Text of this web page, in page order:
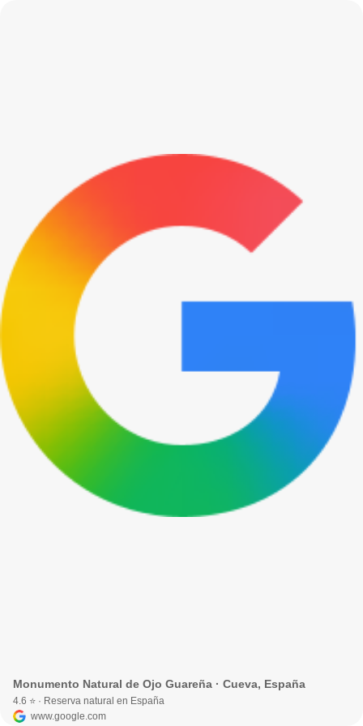
Monumento Natural de Ojo Guareña · Cueva, España
4.6 ⭐ · Reserva natural en España
www.google.com